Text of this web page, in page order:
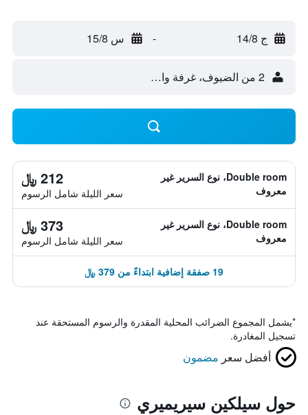
ج 14/8 - س 15/8
2 من الضيوف، غرفة واحدة
Double room، نوع السرير غير
معروف
212 ﷼
سعر الليلة شامل الرسوم
Double room، نوع السرير غير
معروف
373 ﷼
سعر الليلة شامل الرسوم
19 صفقة إضافية ابتداءً من 379 ﷼
*يشمل المجموع الضرائب المحلية المقدرة والرسوم المستحقة عند
تسجيل المغادرة.
أفضل سعر مضمون
حول سيلكين سيريميري